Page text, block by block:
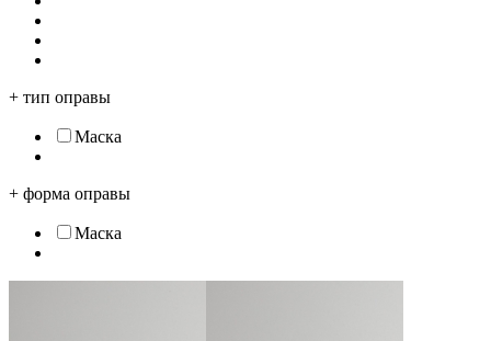
+ тип оправы
Маска
+ форма оправы
Маска